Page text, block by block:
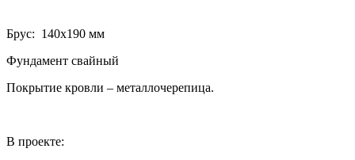
Брус: 140­х190 мм
Фундамент свайный
Покрытие кровли – металлочерепица.
В проекте: